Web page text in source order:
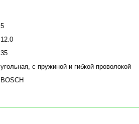
5
12.0
35
угольная, с пружиной и гибкой проволокой
BOSCH